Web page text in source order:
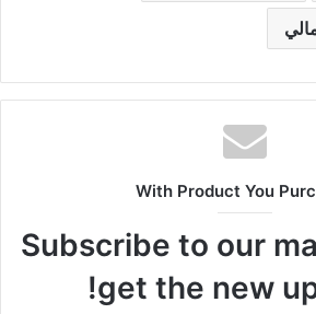
With Product You
Subscribe to our
get the new